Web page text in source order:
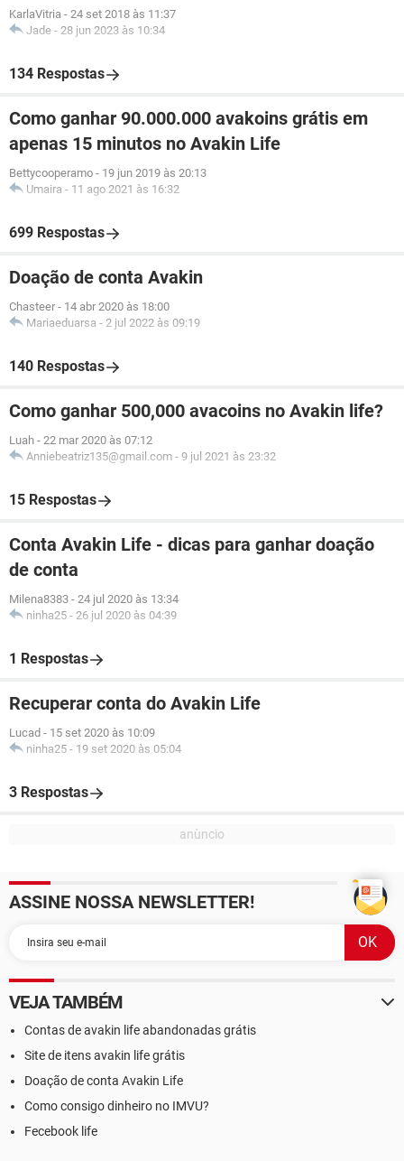
KarlaVitria - 24 set 2018 às 11:37
Jade - 28 jun 2023 às 10:34
134 Respostas
Como ganhar 90.000.000 avakoins grátis em
apenas 15 minutos no Avakin Life
Bettycooperamo - 19 jun 2019 às 20:13
Umaira - 11 ago 2021 às 16:32
699 Respostas
Doação de conta Avakin
Chasteer - 14 abr 2020 às 18:00
Mariaeduarsa - 2 jul 2022 às 09:19
140 Respostas
Como ganhar 500,000 avacoins no Avakin life?
Luah - 22 mar 2020 às 07:12
Anniebeatriz135@gmail.com - 9 jul 2021 às 23:32
15 Respostas
Conta Avakin Life - dicas para ganhar doação
de conta
Milena8383 - 24 jul 2020 às 13:34
ninha25 - 26 jul 2020 às 04:39
1 Respostas
Recuperar conta do Avakin Life
Lucad - 15 set 2020 às 10:09
ninha25 - 19 set 2020 às 05:04
3 Respostas
ASSINE NOSSA NEWSLETTER!
VEJA TAMBÉM
Contas de avakin life abandonadas grátis
Site de itens avakin life grátis
Doação de conta Avakin Life
Como consigo dinheiro no IMVU?
Fecebook life